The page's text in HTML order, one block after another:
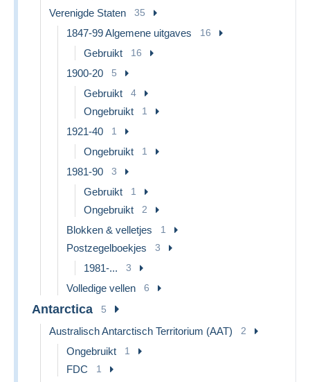
Verenigde Staten 35
1847-99 Algemene uitgaves 16
Gebruikt 16
1900-20 5
Gebruikt 4
Ongebruikt 1
1921-40 1
Ongebruikt 1
1981-90 3
Gebruikt 1
Ongebruikt 2
Blokken & velletjes 1
Postzegelboekjes 3
1981-... 3
Volledige vellen 6
Antarctica 5
Australisch Antarctisch Territorium (AAT) 2
Ongebruikt 1
FDC 1